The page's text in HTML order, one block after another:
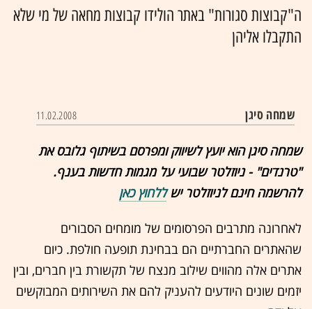
ה"קבוצות סגורות" באתר הולידו קבוצות מחאה של מי שלא
התקבלו אליהן
שמחה סיגן 11.02.2008
שמחה סיגן הוא יועץ לשיווק ומפרסם בשיתוף גלובס את
"טרנדים" - ניוזלטר שבועי על מגמות חדשות בענף.
להרשמה חינם לניוזלטר ישללחוץ כאן
לאחרונה מתרבים הפרסומים של מומחים הסבורים
שהאתרים החברתיים הם בבחינת תופעה חולפת. כיום
אתרים אלה מהווים שילוב מנצח של תקשורת בין חברים, ובין
יזמים שונים היודעים להעניק להם את השירותים המבוקשים